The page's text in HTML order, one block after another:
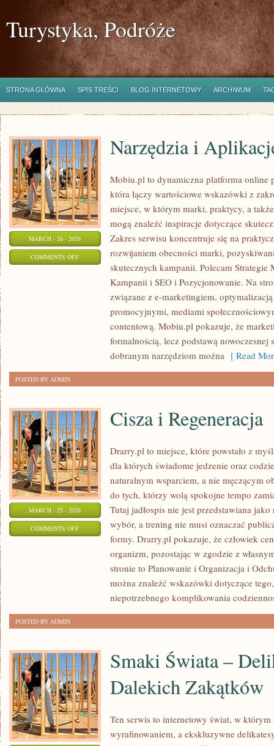
Turystyka, Podróże
STRONA GŁÓWNA SPIS TREŚCI BLOG INTERNETOWY ARCHIWUM
MARCH - 26 - 2026
COMMENTS OFFON
NARZĘDZIA
APLIKACJE
MARKETINGOWE
Narzędzia i
Mobiu.pl to dynamiczna platforma online
która łączy wartościowe wskazówki z
miejsce, w którym marki, praktycy, a
mogą znaleźć inspiracje dotyczące
Zakres serwisu koncentruje się na
rozwijaniem obecności marki,
skutecznych kampanii. Polecam Strategie
Kampanii i SEO i Pozycjonowanie. Na
związane z e-marketingiem,
promocyjnymi, mediami
contentową. Mobiu.pl pokazuje, że
formalnością, lecz podstawą
dobranym narzędziom można [ Read
POSTED BY ADMIN
MARCH - 25 - 2026
COMMENTS OFFON
REGENERACJA
Cisza i Regeneracja
Drarry.pl to miejsce, które powstało z
dla których świadome jedzenie oraz
naturalnym wsparciem, a nie męczącym
do tych, którzy wolą spokojne tempo
Tutaj jadłospis nie jest przedstawiana
wybór, a trening nie musi oznaczać
formy. Drarry.pl pokazuje, że człowiek
organizm, pozostając w zgodzie z
stronie to Planowanie i Organizacja i
można znaleźć wskazówki dotyczące
niepotrzebnego komplikowania
POSTED BY ADMIN
Smaki Świata –
Dalekich Zakątków
Ten serwis to internetowy świat, w którym
wyrafinowaniem, a ekskluzywne